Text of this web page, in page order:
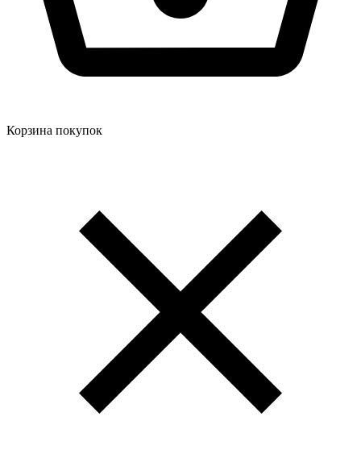
Корзина покупок